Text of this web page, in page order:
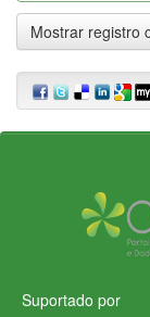
Mostrar registro
Suportado por